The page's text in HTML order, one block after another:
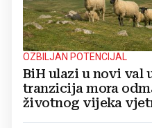
OZBILJAN POTENCIJAL
BiH ulazi u novi val
tranzicija mora
životnog vijeka